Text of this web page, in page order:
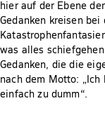
hier auf der Ebene
Gedanken kreisen
was alles
Gedanken, die die
nach dem Motto:
einfach zu dumm“.